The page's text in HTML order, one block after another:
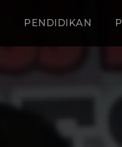
PENDIDIKAN